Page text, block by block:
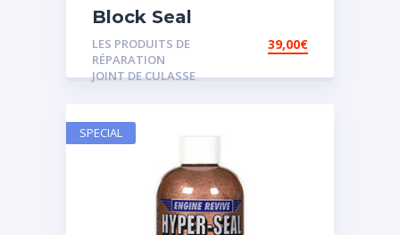
Block Seal
LES PRODUITS DE
RÉPARATION
JOINT DE CULASSE
39,00€
SPECIAL